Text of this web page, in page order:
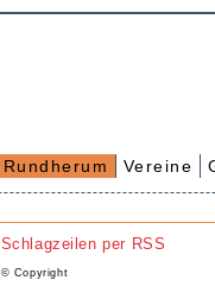
Rundherum Vereine
Schlagzeilen per RSS
© Copyright